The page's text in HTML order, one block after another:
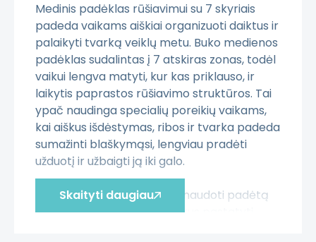
Medinis padėklas rūšiavimui su 7 skyriais
padeda vaikams aiškiai organizuoti daiktus ir
palaikyti tvarką veiklų metu. Buko medienos
padėklas sudalintas į 7 atskiras zonas, todėl
vaikui lengva matyti, kur kas priklauso, ir
laikytis paprastos rūšiavimo struktūros. Tai
ypač naudinga specialių poreikių vaikams,
kai aiškus išdėstymas, ribos ir tvarka padeda
sumažinti blaškymąsi, lengviau pradėti
užduotį ir užbaigti ją iki galo.
Rūšiavimo padėklą galima naudoti padėtą
ant stalo ar grindų, o prireikus pastatyti
Skaityti daugiau